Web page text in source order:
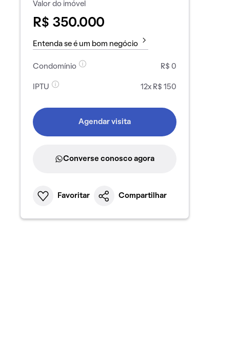
Valor do imóvel
R$ 350.000
Entenda se é um bom negócio
Condomínio R$ 0
IPTU 12x R$ 150
Agendar visita
Converse conosco agora
Favoritar Compartilhar